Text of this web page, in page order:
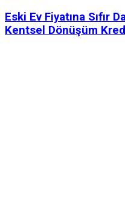
Eski Ev Fiyatına Sıfır
Kentsel Dönüşüm